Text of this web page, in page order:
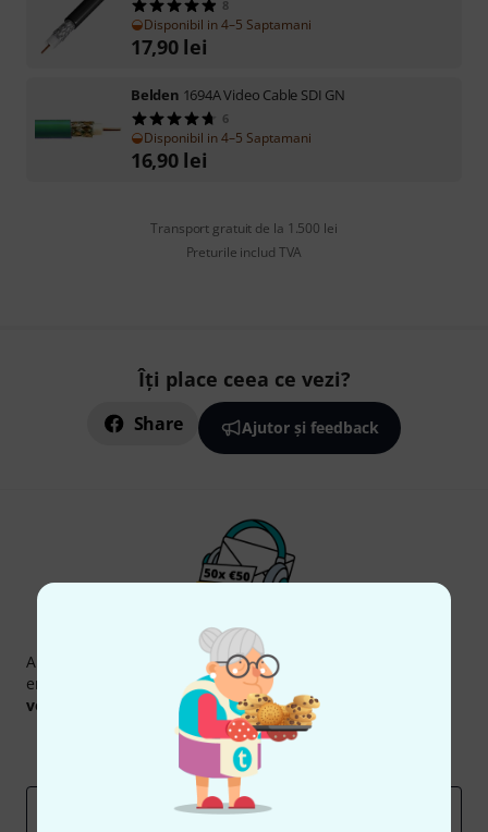
8
Disponibil in 4–5 Saptamani
17,90 lei
Belden 1694A Video Cable SDI GN
6
Disponibil in 4–5 Saptamani
16,90 lei
Transport gratuit de la 1.500 lei
Preturile includ TVA
Îți place ceea ce vezi?
Share Ajutor și feedback
Newsletter Thomann
Abonați-vă la buletinul informativ Thomann în limba
engleză și, cu puțin noroc, puteți câștiga unul dintre
voucherele
în valoare de 50 €fiecare!
Contribuții inspiraționale
Perspectivele Thomann